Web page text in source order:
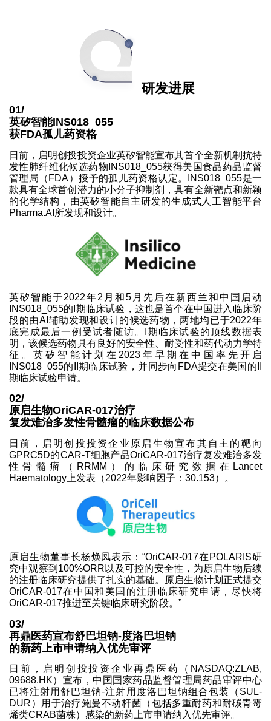
研发进展
01/
英矽智能INS018_055
获FDA孤儿药资格
日前，启明创投投资企业英矽智能宣布其首个全新机制抗特
发性肺纤维化候选药物INS018_055获得美国食品药品监督
管理局（FDA）授予的孤儿药资格认定。INS018_055是一
款具有全球首创潜力的小分子抑制剂，具有全新靶点和新颖
的化学结构，由英矽智能自主研发的生成式人工智能平台
Pharma.AI所发现和设计。
英矽智能于2022年2月和5月先后在新西兰和中国启动
INS018_055的I期临床试验，这也是首个在中国进入临床阶
段的由AI辅助发现和设计的候选药物，两地均已于2022年
底完成最后一例受试者随访。I期临床试验的顶线数据表
明，该候选药物具有良好的安全性、耐受性和药代动力学特
征。英矽智能计划在2023年早期在中国率先开启
INS018_055的II期临床试验，并同步向FDA提交在美国的II
期临床试验申请。
02/
原启生物OriCAR-017治疗
复发难治多发性骨髓瘤的临床数据公布
日前，启明创投投资企业原启生物宣布其自主的靶向
GPRC5D的CAR-T细胞产品OriCAR-017治疗复发难治多发
性骨髓瘤（RRMM）的临床研究数据在Lancet
Haematology上发表（2022年影响因子：30.153）。
原启生物董事长杨焕凤表示：“OriCAR-017在POLARIS研
究中观察到100%ORR以及可控的安全性，为原启生物后续
的注册临床研究提供了扎实的基础。原启生物计划正式提交
OriCAR-017在中国和美国的注册临床研究申请，尽快将
OriCAR-017推进至关键临床研究阶段。”
03/
再鼎医药宣布舒巴坦钠-度洛巴坦钠
的新药上市申请纳入优先审评
日前，启明创投投资企业再鼎医药（NASDAQ:ZLAB,
09688.HK）宣布，中国国家药品监督管理局药品审评中心
已将注射用舒巴坦钠-注射用度洛巴坦钠组合包装（SUL-
DUR）用于治疗鲍曼不动杆菌（包括多重耐药和耐碳青霉
烯类CRAB菌株）感染的新药上市申请纳入优先审评。